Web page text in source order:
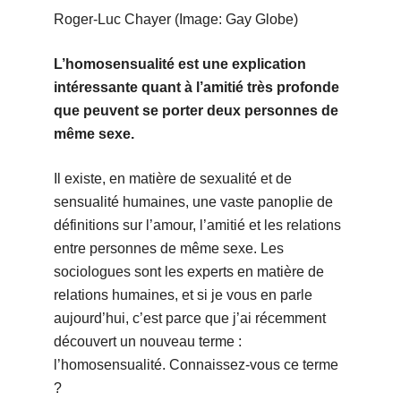
Roger-Luc Chayer (Image: Gay Globe)
L’homosensualité est une explication
intéressante quant à l’amitié très profonde
que peuvent se porter deux personnes de
même sexe.
Il existe, en matière de sexualité et de
sensualité humaines, une vaste panoplie de
définitions sur l’amour, l’amitié et les relations
entre personnes de même sexe. Les
sociologues sont les experts en matière de
relations humaines, et si je vous en parle
aujourd’hui, c’est parce que j’ai récemment
découvert un nouveau terme :
l’homosensualité. Connaissez-vous ce terme
?